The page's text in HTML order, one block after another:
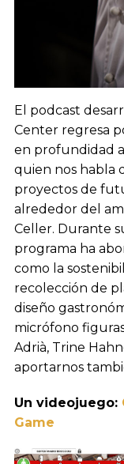
El podcast
Center regresa
en profundidad
quien nos habla
proyectos de
alrededor del
Celler. Durante
programa ha
como la
recolección de
diseño
micrófono
Adrià, Trine
aportarnos
Un videojuego:
Game